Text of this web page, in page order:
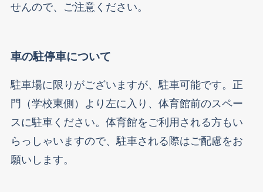
せんので、ご注意ください。
車の駐停車について
駐車場に限りがございますが、駐車可能です。正
門（学校東側）より左に入り、体育館前のスペー
スに駐車ください。体育館をご利用される方もい
らっしゃいますので、駐車される際はご配慮をお
願いします。